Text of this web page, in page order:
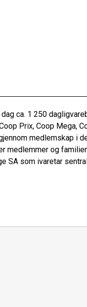
ca. 1 250
Prix, Coop Mega,
medlemskap i
medlemmer og
SA som ivaretar